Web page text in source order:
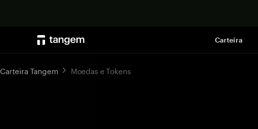
Carteira
Carteira Tangem Moedas e Tokens